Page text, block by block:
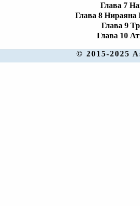
Глава 7
Глава 8
Глава 9
Глава 10
© 2015-2025